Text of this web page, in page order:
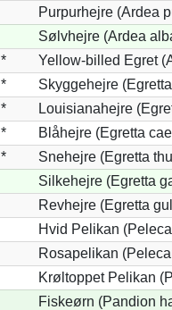
Purpurhejre (Ardea
Sølvhejre (Ardea
*
Yellow-billed Egret
*
Skyggehejre
*
Louisianahejre
*
Blåhejre (Egretta
*
Snehejre (Egretta
Silkehejre (Egretta
Revhejre (Egretta
Hvid Pelikan
Rosapelikan
Krøltoppet Pelikan
Fiskeørn (Pandion